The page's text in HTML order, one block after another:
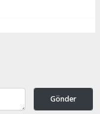
Gönder